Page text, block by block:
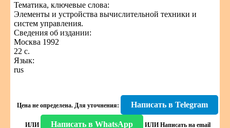
Тематика, ключевые слова:
Элементы и устройства вычислительной техники и
систем управления.
Сведения об издании:
Москва 1992
22 с.
Язык:
rus
Цена не определена. Для уточнения: Написать в Telegram
ИЛИ Написать в WhatsApp ИЛИ Написать на email